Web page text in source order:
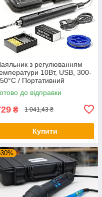
з регулюванням
10Вт, USB, 300-
/ Портативний
/ USB паяльник
до відправки
₴ 1 041,43 ₴
Купити